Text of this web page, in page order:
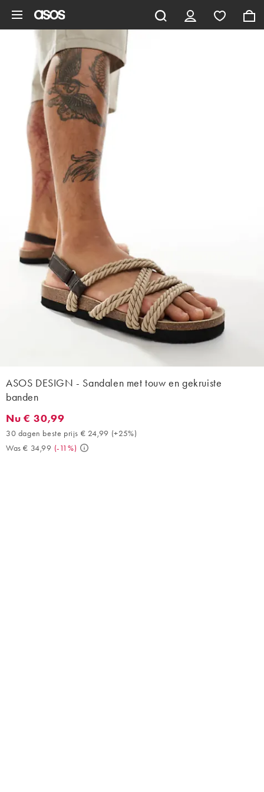
ASOS DESIGN - Sandalen met touw en gekruiste
banden
Nu € 30,99. 30 dagen beste prijs € 24,99 (+25%). Was € 34,99.
Nu € 30,99
30 dagen beste prijs € 24,99 (+25%)
Was € 34,99 (-11%)